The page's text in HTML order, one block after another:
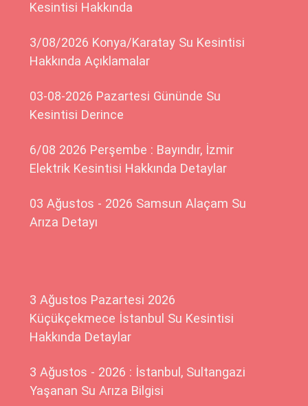
Kesintisi Hakkında
3/08/2026 Konya/Karatay Su Kesintisi
Hakkında Açıklamalar
03-08-2026 Pazartesi Gününde Su
Kesintisi Derince
6/08 2026 Perşembe : Bayındır, İzmir
Elektrik Kesintisi Hakkında Detaylar
03 Ağustos - 2026 Samsun Alaçam Su
Arıza Detayı
3 Ağustos Pazartesi 2026
Küçükçekmece İstanbul Su Kesintisi
Hakkında Detaylar
3 Ağustos - 2026 : İstanbul, Sultangazi
Yaşanan Su Arıza Bilgisi